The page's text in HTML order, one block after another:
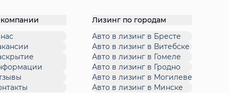
Лизинг по городам
Авто в лизинг в Бресте
Авто в лизинг в Витебске
Авто в лизинг в Гомеле
Авто в лизинг в Гродно
Авто в лизинг в Могилеве
Авто в лизинг в Минске